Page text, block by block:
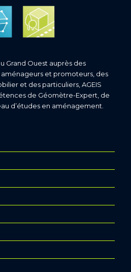
Grand Ouest auprès des
et promoteurs, des
et des particuliers, AGEIS
de Géomètre-Expert, de
d’études en aménagement.